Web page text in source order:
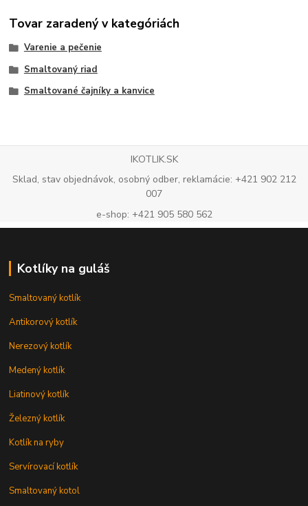
Tovar zaradený v kategóriách
Varenie a pečenie
Smaltovaný riad
Smaltované čajníky a kanvice
IKOTLIK.SK
Sklad, stav objednávok, osobný odber, reklamácie: +421 902 212
007
e-shop: +421 905 580 562
Kotlíky na guláš
Smaltovaný kotlík
Antikorový kotlík
Nerezový kotlík
Medený kotlík
Liatinový kotlík
Železný kotlík
Kotlík na ryby
Servírovací kotlík
Smaltovaný kotol